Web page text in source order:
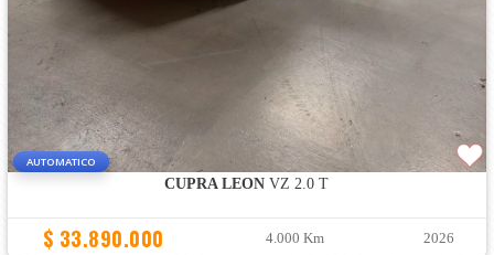
AUTOMATICO
CUPRA LEON VZ 2.0 T
$ 33.890.000 4.000 Km 2026